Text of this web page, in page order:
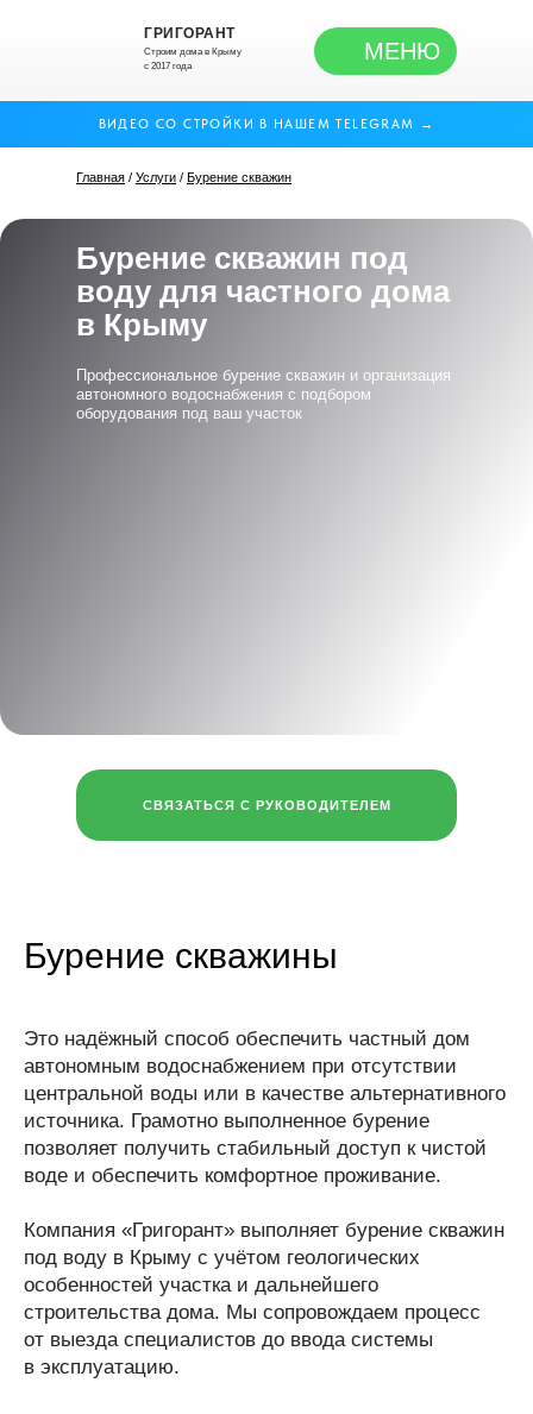
ГРИГОРАНТ
Строим дома в Крыму
с 2017 года
МЕНЮ
Бурение скважин под
воду для частного дома
в Крыму
СВЯЗАТЬСЯ С РУКОВОДИТЕЛЕМ
Профессиональное бурение скважин и организация
автономного водоснабжения с подбором
оборудования под ваш участок
Главная/Услуги Бурение скважин
Главная / Услуги / Бурение скважин
Бурение скважины
Это надёжный способ обеспечить частный дом
автономным водоснабжением при отсутствии
центральной воды или в качестве альтернативного
источника. Грамотно выполненное бурение
позволяет получить стабильный доступ к чистой
воде и обеспечить комфортное проживание.
Компания «Григорант» выполняет бурение скважин
под воду в Крыму с учётом геологических
особенностей участка и дальнейшего
строительства дома. Мы сопровождаем процесс
от выезда специалистов до ввода системы
в эксплуатацию.